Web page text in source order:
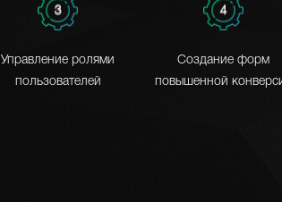
3
Управление ролями
пользователей
4
Создание форм
повышенной